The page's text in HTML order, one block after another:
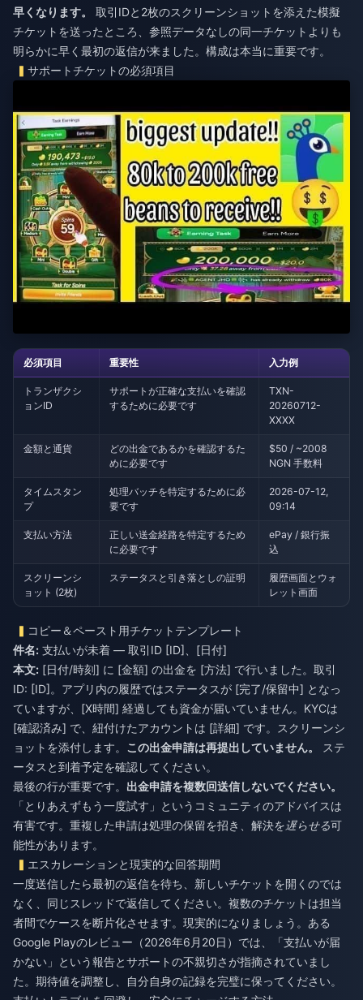
早くなります。
取引IDと2枚のスクリーンショットを添えた模擬
チケットを送ったところ、参照データなしの同一チケットよりも
明らかに早く最初の返信が来ました。構成は本当に重要です。
サポートチケットの必須項目
必須項目 重要性 入力例
トランザクシ
ョンID
サポートが正確な支払いを確認
するために必要です
TXN-
20260712-
XXXX
金額と通貨
どの出金であるかを確認するた
めに必要です
$50 / ~2008
NGN 手数料
タイムスタン
プ
処理バッチを特定するために必
要です
2026-07-12,
09:14
支払い方法
正しい送金経路を特定するため
に必要です
ePay / 銀行振
込
スクリーンシ
ョット (2枚)
ステータスと引き落としの証明
履歴画面とウォ
レット画面
コピー＆ペースト用チケットテンプレート
件名:
本文: [日付/時刻] に [金額] の出金を [方法] で行いました。取引
ID: [ID]。アプリ内の履歴ではステータスが [完了/保留中] となっ
ていますが、[X時間] 経過しても資金が届いていません。KYCは
[確認済み] で、紐付けたアカウントは [詳細] です。スクリーンシ
ョットを添付します。 この出金申請は再提出していません。
ステ
ータスと到着予定を確認してください。
最後の行が重要です。 出金申請を複数回送信しないでください。
「とりあえずもう一度試す」というコミュニティのアドバイスは
有害です。重複した申請は処理の保留を招き、解決を遅らせる可
能性があります。
エスカレーションと現実的な回答期間
一度送信したら最初の返信を待ち、新しいチケットを開くのでは
なく、同じスレッドで返信してください。複数のチケットは担当
者間でケースを断片化させます。現実的になりましょう。ある
Google Playのレビュー（2026年6月20日）では、「支払いが届
かない」という報告とサポートの不親切さが指摘されていまし
た。期待値を調整し、自分自身の記録を完璧に保ってください。